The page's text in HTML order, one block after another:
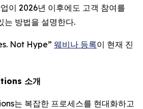
이 2026년 이후에도 고객 참여를
는 방법을 설명한다.
Not Hype” 웨비나 등록이 현재 진
소개
는 복잡한 프로세스를 현대화하고